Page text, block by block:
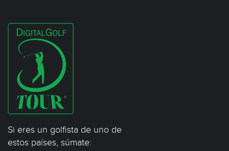
Si eres un golfista de uno de
estos países, súmate: